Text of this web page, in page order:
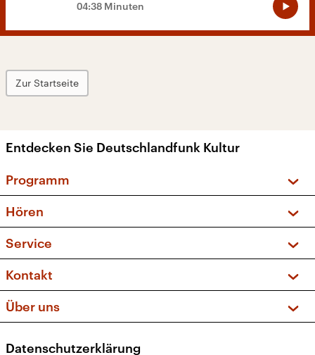
04:38 Minuten
Zur Startseite
Entdecken Sie Deutschlandfunk Kultur
Programm
Sendungen und Podcasts
Musikliste
Kakadu – Das Kinderprogramm
Hören
Frequenzen (UKW + DAB+)
Service
FAQ
Apps
Newsletter
Kontakt
Social Media
Über uns
Datenschutzerklärung